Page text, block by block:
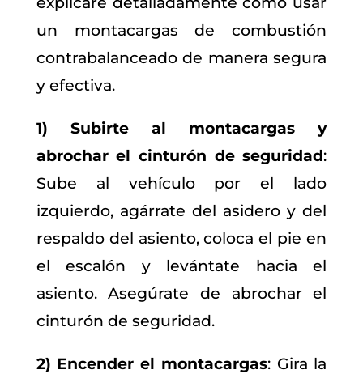
un montacargas de combustión
contrabalanceado de manera segura
y efectiva.
1) Subirte al montacargas y
abrochar el cinturón de seguridad:
Sube al vehículo por el lado
izquierdo, agárrate del asidero y del
respaldo del asiento, coloca el pie en
el escalón y levántate hacia el
asiento. Asegúrate de abrochar el
cinturón de seguridad.
2) Encender el montacargas: Gira la